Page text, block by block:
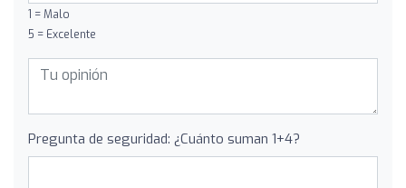
1 = Malo
5 = Excelente
Pregunta de seguridad: ¿Cuánto suman 1+4?